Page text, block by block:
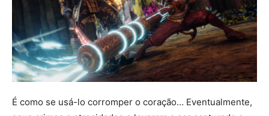
É como se usá-lo corromper o coração… Eventualmente,